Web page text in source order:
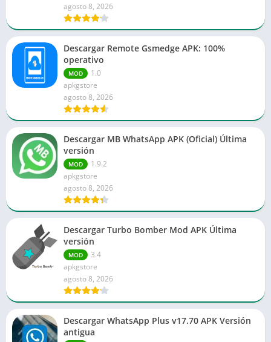
agosto 8, 2026
Descargar Remote Gsmedge APK: 100%
operativo
MOD
1.0
apkgstore
agosto 8, 2026
Descargar MB WhatsApp APK (Oficial) Última
versión
MOD
1.9.2
apkgstore
agosto 8, 2026
Descargar Turbo Bomber Mod APK Última
versión
MOD
3.4
apkgstore
agosto 8, 2026
Descargar WhatsApp Plus v17.70 APK Versión
antigua